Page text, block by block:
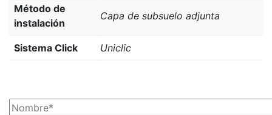
Método de
instalación
Capa de subsuelo adjunta
Sistema Click Uniclic